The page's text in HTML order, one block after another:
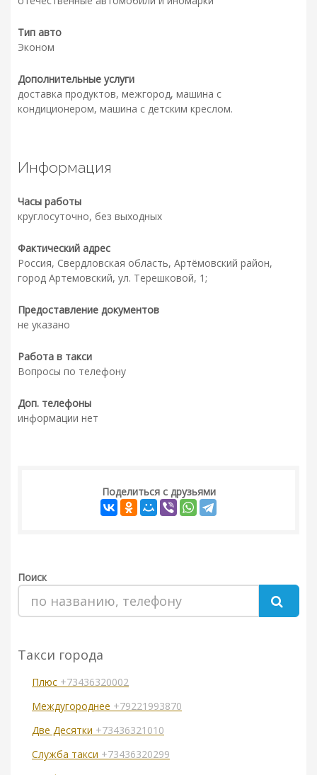
Тип авто
Эконом
Дополнительные услуги
доставка продуктов, межгород, машина с
кондиционером, машина с детским креслом.
Информация
Часы работы
круглосуточно, без выходных
Фактический адрес
Россия, Свердловская область, Артёмовский район,
город Артемовский, ул. Терешковой, 1;
Предоставление документов
не указано
Работа в такси
Вопросы по телефону
Доп. телефоны
информации нет
Поделиться с друзьями
Поиск
Такси города
Плюс +73436320002
Междугороднее +79221993870
Две Десятки +73436321010
Служба такси +73436320299